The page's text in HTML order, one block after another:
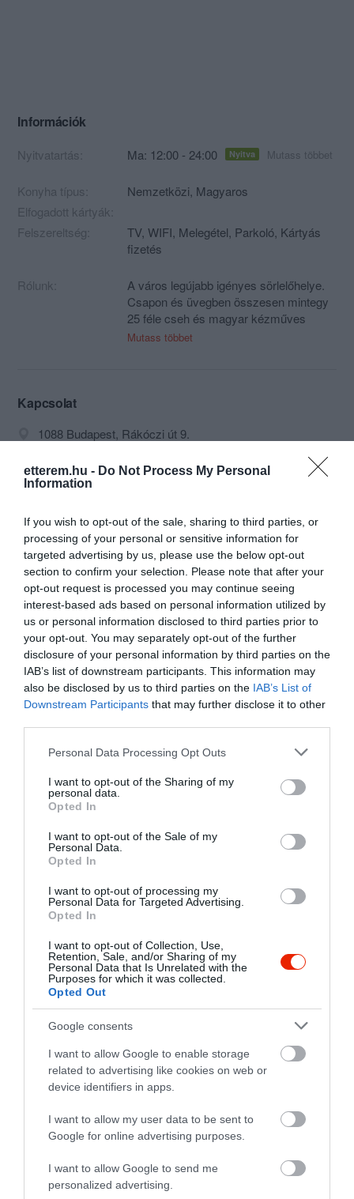
etterem.hu - Do Not Process My Personal
Information
If you wish to opt-out of the sale, sharing to third parties, or
processing of your personal or sensitive information for
targeted advertising by us, please use the below opt-out
section to confirm your selection. Please note that after your
opt-out request is processed you may continue seeing
interest-based ads based on personal information utilized by
us or personal information disclosed to third parties prior to
your opt-out. You may separately opt-out of the further
disclosure of your personal information by third parties on the
IAB’s list of downstream participants. This information may
also be disclosed by us to third parties on the IAB’s List of
Downstream Participants that may further disclose it to other
Please note that this website/app uses one or more Google
not limited to your visit or usage behaviour. You may click to
grant or deny consent to Google and its third-party tags to
use your data for below specified purposes in below Google
consent section.
Personal Data Processing Opt Outs
I want to opt-out of the Sharing of my
personal data.
Opted In
I want to opt-out of the Sale of my
Personal Data.
Opted In
I want to opt-out of processing my
Personal Data for Targeted Advertising.
Opted In
I want to opt-out of Collection, Use,
Retention, Sale, and/or Sharing of my
Personal Data that Is Unrelated with the
Purposes for which it was collected.
Opted Out
Google consents
I want to allow Google to enable storage
related to advertising like cookies on web or
device identifiers in apps.
I want to allow my user data to be sent to
Google for online advertising purposes.
I want to allow Google to send me
personalized advertising.
Információk
Nyitvatartás: Ma: 12:00 - 24:00 Nyitva Mutass többet
Konyha típus: Nemzetközi, Magyaros
Elfogadott kártyák:
Felszereltség:
TV, WIFI, Melegétel, Parkoló, Kártyás
fizetés
Rólunk:
A város legújabb igényes sörlelőhelye.
Csapon és üvegben összesen mintegy
25 féle cseh és magyar kézműves
sörök a kínálatban, de a bor kedvelők se
Mutass többet
Kapcsolat
1088 Budapest, Rákóczi út 9.
info@nekedcsakdezso.hu
fb.com/nekedcsakdezso/
Probléma jelentése Te vagy a tulajdonos?
Értékelések Értékeld Te is
5.0 4 0
3
2 0
1 0